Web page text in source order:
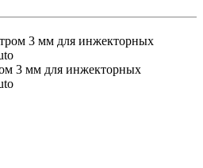
3 мм для инжекторных